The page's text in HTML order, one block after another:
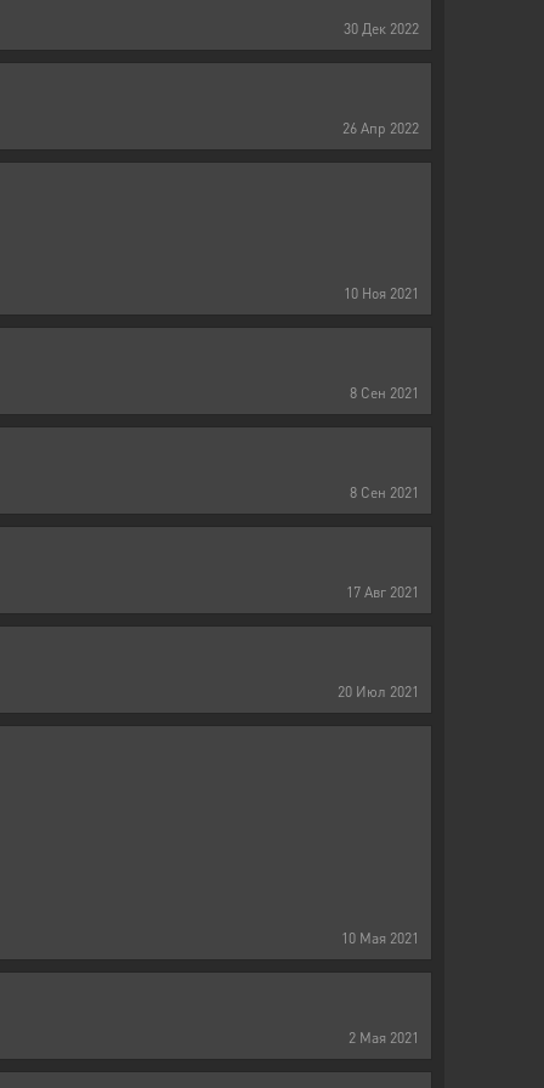
30 Дек 2022
26 Апр 2022
10 Ноя 2021
8 Сен 2021
8 Сен 2021
17 Авг 2021
20 Июл 2021
10 Мая 2021
2 Мая 2021